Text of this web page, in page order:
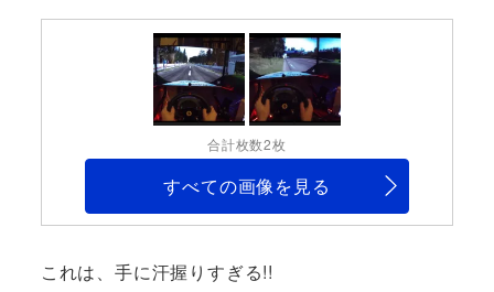
合計枚数2枚
すべての画像を見る
これは、手に汗握りすぎる!!